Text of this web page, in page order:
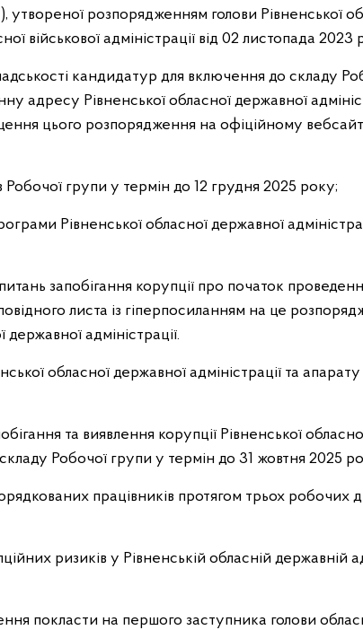
утвореної розпорядженням голови Рівненської
військової адміністрації від 02 листопада
кандидатур для включення до складу
адресу Рівненської обласної державної
цього розпорядження на офіційному
групи у термін до 12 грудня 2025 року;
Рівненської обласної державної
запобігання корупції про початок
листа із гіперпосиланням на це
адміністрації.
обласної державної адміністрації та апарату
та виявлення корупції Рівненської
Робочої групи у термін до 31 жовтня 2025
працівників протягом трьох робочих
ризиків у Рівненській обласній державній
покласти на першого заступника голови